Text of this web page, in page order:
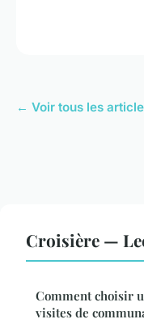
← Voir tous les
Croisière —
Comment choisir
visites de